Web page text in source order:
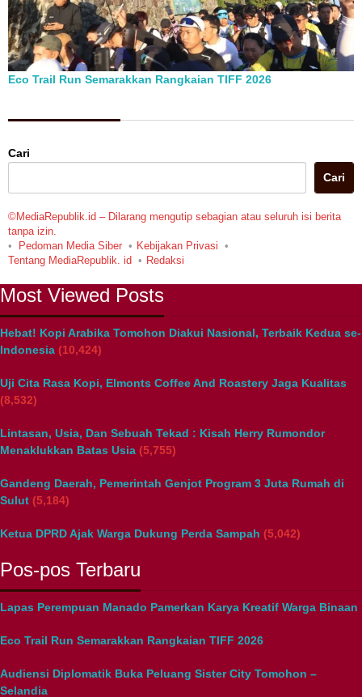
Eco Trail Run Semarakkan Rangkaian TIFF 2026
Cari
Cari
©MediaRepublik.id – Dilarang mengutip sebagian atau seluruh isi berita
tanpa izin.
Pedoman Media Siber
Kebijakan Privasi
Tentang MediaRepublik. id
Redaksi
Most Viewed Posts
Hebat! Kopi Arabika Tomohon Diakui Nasional, Terbaik Kedua se-
Indonesia (10,424)
Uji Cita Rasa Kopi, Elmonts Coffee And Roastery Jaga Kualitas
(8,532)
Lintasan, Usia, Dan Sebuah Tekad : Kisah Herry Rumondor
Menaklukkan Batas Usia (5,755)
Gandeng Daerah, Pemerintah Genjot Program 3 Juta Rumah di
Sulut (5,184)
Ketua DPRD Ajak Warga Dukung Perda Sampah (5,042)
Pos-pos Terbaru
Lapas Perempuan Manado Pamerkan Karya Kreatif Warga Binaan
Eco Trail Run Semarakkan Rangkaian TIFF 2026
Audiensi Diplomatik Buka Peluang Sister City Tomohon –
Selandia